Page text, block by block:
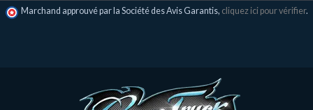
Marchand approuvé par la Société des Avis Garantis, cliquez ici pour vérifier.